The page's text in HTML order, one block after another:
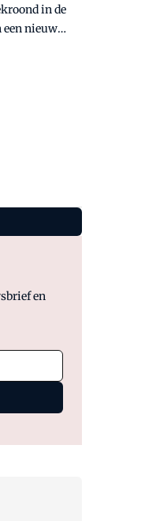
in de
een nieuw
en